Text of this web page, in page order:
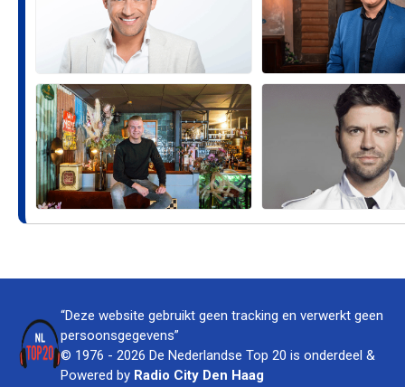
“Deze website gebruikt geen tracking en verwerkt geen
persoonsgegevens”
© 1976 - 2026 De Nederlandse Top 20 is onderdeel &
Powered by Radio City Den Haag